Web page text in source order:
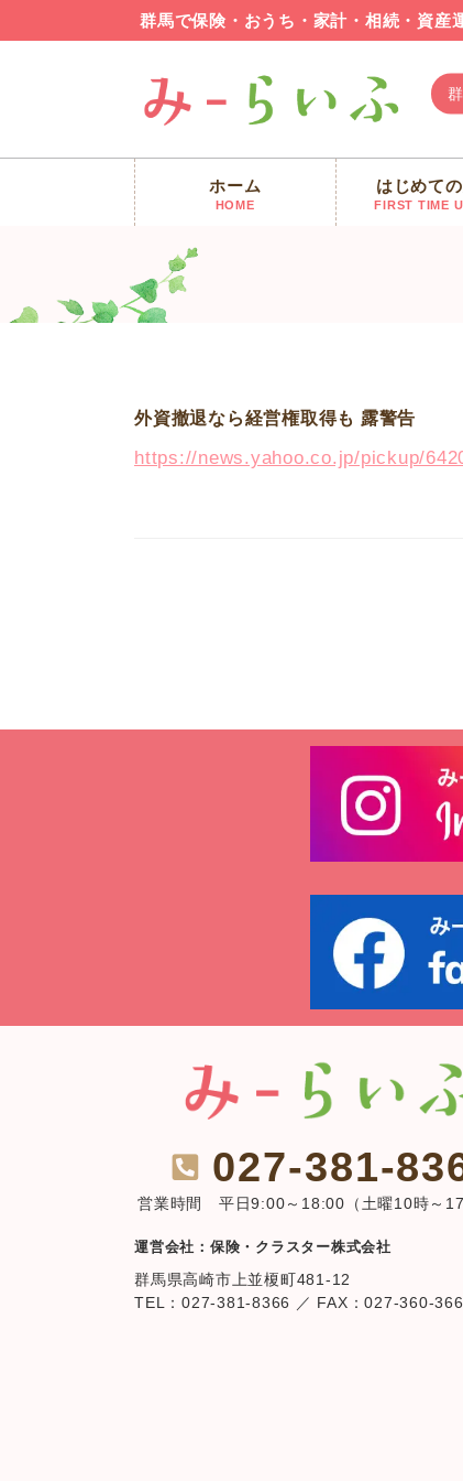
群馬で保険・おうち・家計・相続・資産
ホーム
HOME
はじめて
FIRST TIME
みーらいふ >新着情報 【FP 群馬 最新ニュース
外資撤退なら経営権取得も 露警告
https://news.yahoo.co.jp/pickup/
027-381-
営業時間 平日9:00～18:00（土曜10時～17
運営会社：保険・クラスター株式会社
群馬県高崎市上並榎町481-12
TEL：027-381-8366 ／ FAX：027-360-